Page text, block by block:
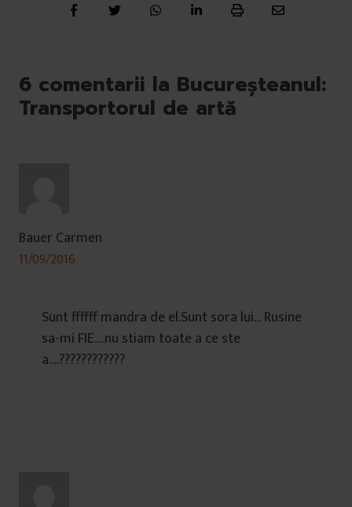
6 comentarii la Bucureșteanul:
Transportorul de artă
Bauer Carmen
11/09/2016
Sunt ffffff mandra de el.Sunt sora lui… Rusine
sa-mi FIE….nu stiam toate a ce ste
a….????????????